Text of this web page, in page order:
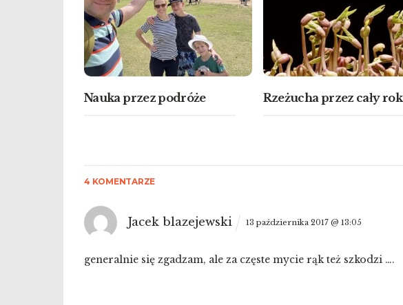
Nauka przez podróże Rzeżucha przez cały rok
4 KOMENTARZE
Jacek blazejewski 13 października 2017 @ 13:05
generalnie się zgadzam, ale za częste mycie rąk też szkodzi ….